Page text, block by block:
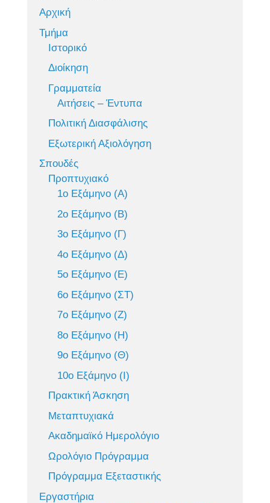
Αρχική
Τμήμα
Ιστορικό
Διοίκηση
Γραμματεία
Αιτήσεις – Έντυπα
Πολιτική Διασφάλισης
Εξωτερική Αξιολόγηση
Σπουδές
Προπτυχιακό
1ο Εξάμηνο (Α)
2ο Εξάμηνο (Β)
3ο Εξάμηνο (Γ)
4ο Εξάμηνο (Δ)
5ο Εξάμηνο (Ε)
6ο Εξάμηνο (ΣΤ)
7ο Εξάμηνο (Ζ)
8ο Εξάμηνο (Η)
9ο Εξάμηνο (Θ)
10ο Εξάμηνο (Ι)
Πρακτική Άσκηση
Μεταπτυχιακά
Ακαδημαϊκό Ημερολόγιο
Ωρολόγιο Πρόγραμμα
Πρόγραμμα Εξεταστικής
Εργαστήρια